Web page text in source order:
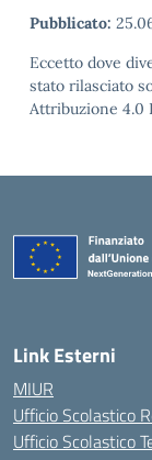
Pubblicato:
Eccetto dove
stato rilasciato
Attribuzione 4.0
Link Esterni
MIUR
Ufficio Scolastico
Ufficio Scolastico